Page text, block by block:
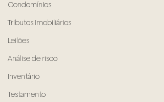
Condomínios
Tributos Imobiliários
Leilões
Análise de risco
Inventário
Testamento